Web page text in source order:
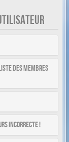
des membres
incorrecte !